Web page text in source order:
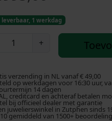
leverbaar, 1 werkdag
+
verzending in NL vanaf € 49,00
op werkdagen voor 16:30 uur,
14 dagen
creditcard en achteraf betalen
bij officieel dealer met garantie
juwelierswinkel in Zutphen sinds
gemiddeld van 1500+